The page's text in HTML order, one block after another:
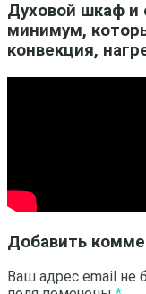
Духовой шкаф
минимум,
конвекция,
Добавить
Ваш адрес email не